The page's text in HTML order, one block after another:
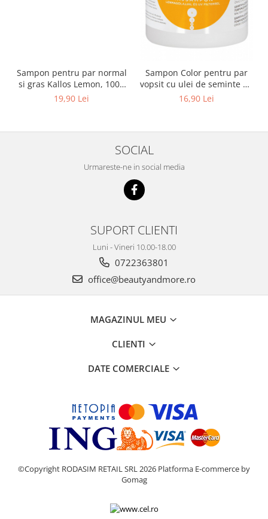
Sampon pentru par normal
si gras Kallos Lemon, 1000
ml
19,90 Lei
Sampon Color pentru par
vopsit cu ulei de seminte de
in si filtru UV Kallos KJMN,
16,90 Lei
SOCIAL
Urmareste-ne in social media
SUPORT CLIENTI
Luni - Vineri 10.00-18.00
0722363801
office@beautyandmore.ro
MAGAZINUL MEU
CLIENTI
DATE COMERCIALE
©Copyright RODASIM RETAIL SRL 2026 Platforma E-commerce by
Gomag